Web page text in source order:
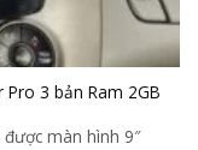
3 bản Ram 2GB
màn hình 9″